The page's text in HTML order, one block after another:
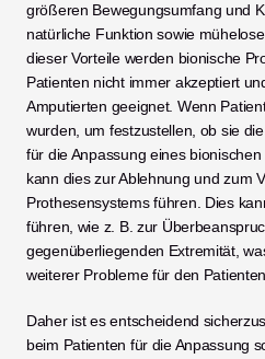
größeren Bewegungsumfang und
natürliche Funktion sowie
dieser Vorteile werden bionische
Patienten nicht immer akzeptiert
Amputierten geeignet. Wenn
wurden, um festzustellen, ob sie
für die Anpassung eines
kann dies zur Ablehnung und zum
Prothesensystems führen. Dies
führen, wie z. B. zur
gegenüberliegenden Extremität,
weiterer Probleme für den
Daher ist es entscheidend
beim Patienten für die Anpassung